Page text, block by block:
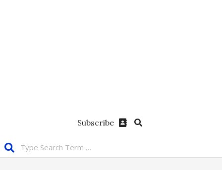
Subscribe